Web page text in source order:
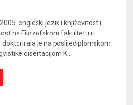
engleski jezik i književnost i
na Filozofskom fakultetu u
doktorirala je na poslijediplomskom
disertacijom K...